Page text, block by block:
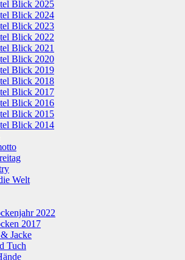
Blick 2025
Blick 2024
Blick 2023
Blick 2022
Blick 2021
Blick 2020
Blick 2019
Blick 2018
Blick 2017
Blick 2016
Blick 2015
Blick 2014
Welt
2022
2017
Jacke
Tuch